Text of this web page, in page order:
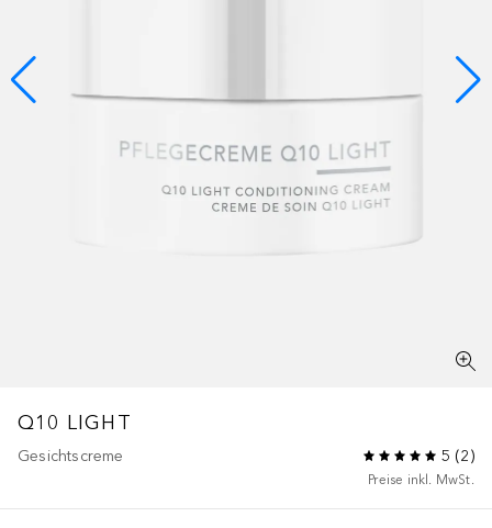
Q10 LIGHT
Gesichtscreme 5 (2)
Preise inkl. MwSt.